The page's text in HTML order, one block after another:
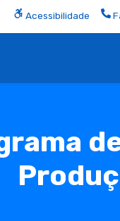
Acessibilidade